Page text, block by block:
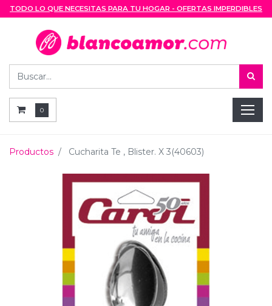
TODO LO QUE NECESITAS PARA TU HOGAR - OFERTAS IMPERDIBLES
0
Productos Cucharita Te , Blister. X 3(40603)